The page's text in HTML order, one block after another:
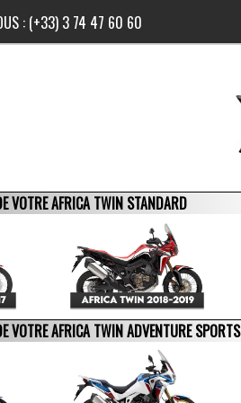
: (+33) 3 74 47 60 60
VOTRE AFRICA TWIN STANDARD
VOTRE AFRICA TWIN ADVENTURE SPORTS